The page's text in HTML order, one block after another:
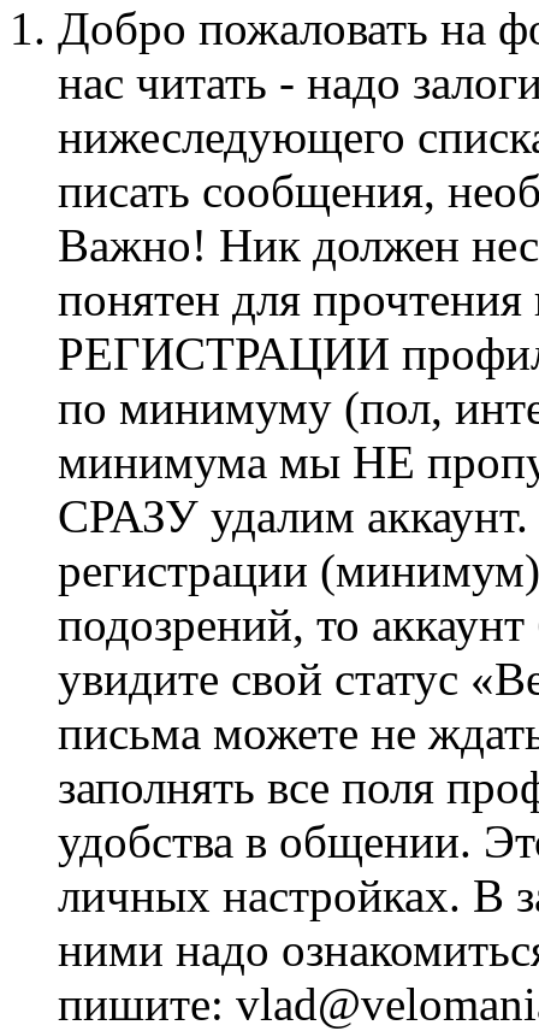
Добро пожаловать на
нас читать - надо
нижеследующего
писать сообщения,
Важно! Ник должен
понятен для
РЕГИСТРАЦИИ профиль
по минимуму (пол,
минимума мы НЕ
СРАЗУ удалим
регистрации
подозрений, то
увидите свой статус
письма можете не
заполнять все поля
удобства в общении.
личных настройках. В
ними надо
пишите: